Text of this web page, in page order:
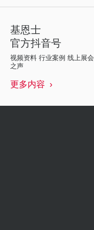
基恩士
官方抖音号
视频资料 行业案例 线上展
之声
更多内容